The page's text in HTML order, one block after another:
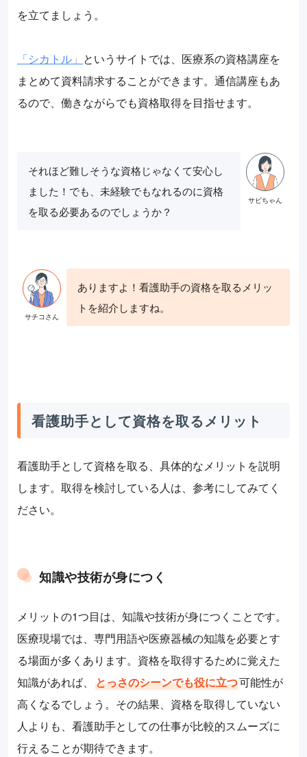
を立てましょう。
「シカトル」 というサイトでは、医療系の資格講座を
まとめて資料請求することができます。通信講座もあ
るので、働きながらでも資格取得を目指せます。
それほど難しそうな資格じゃなくて安心し
ました！でも、未経験でもなれるのに資格
を取る必要あるのでしょうか？
ありますよ！看護助手の資格を取るメリッ
トを紹介しますね。
看護助手として資格を取るメリット
看護助手として資格を取る、具体的なメリットを説明
します。取得を検討している人は、参考にしてみてく
ださい。
知識や技術が身につく
メリットの1つ目は、知識や技術が身につくことです。
医療現場では、専門用語や医療器械の知識を必要とす
る場面が多くあります。資格を取得するために覚えた
知識があれば、 とっさのシーンでも役に立つ可能性が
高くなるでしょう。その結果、資格を取得していない
人よりも、看護助手としての仕事が比較的スムーズに
行えることが期待できます。